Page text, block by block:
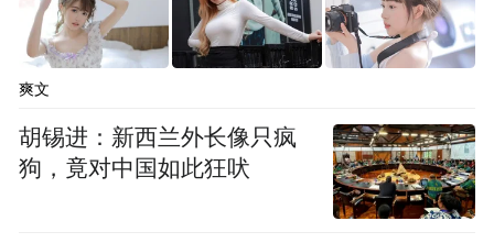
爽文
胡锡进：新西兰外长像只疯
狗，竟对中国如此狂吠